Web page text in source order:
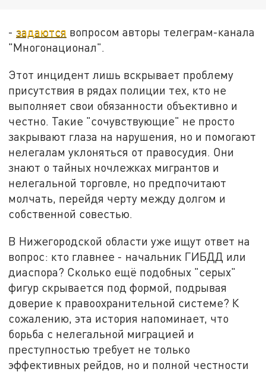
-задаются вопросом авторы телеграм-канала
"Многонационал".
Этот инцидент лишь вскрывает проблему
присутствия в рядах полиции тех, кто не
выполняет свои обязанности объективно и
честно. Такие "сочувствующие" не просто
закрывают глаза на нарушения, но и помогают
нелегалам уклоняться от правосудия. Они
знают о тайных ночлежках мигрантов и
нелегальной торговле, но предпочитают
молчать, перейдя черту между долгом и
собственной совестью.
В Нижегородской области уже ищут ответ на
вопрос: кто главнее - начальник ГИБДД или
диаспора? Сколько ещё подобных "серых"
фигур скрывается под формой, подрывая
доверие к правоохранительной системе? К
сожалению, эта история напоминает, что
борьба с нелегальной миграцией и
преступностью требует не только
эффективных рейдов, но и полной честности